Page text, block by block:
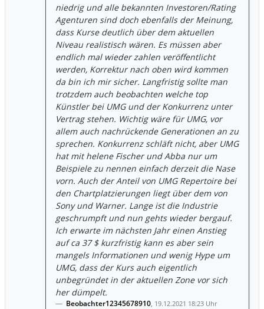
niedrig und alle bekannten Investoren/Rating
Agenturen sind doch ebenfalls der Meinung,
dass Kurse deutlich über dem aktuellen
Niveau realistisch wären. Es müssen aber
endlich mal wieder zahlen veröffentlicht
werden, Korrektur nach oben wird kommen
da bin ich mir sicher. Langfristig sollte man
trotzdem auch beobachten welche top
Künstler bei UMG und der Konkurrenz unter
Vertrag stehen. Wichtig wäre für UMG, vor
allem auch nachrückende Generationen an zu
sprechen. Konkurrenz schläft nicht, aber UMG
hat mit helene Fischer und Abba nur um
Beispiele zu nennen einfach derzeit die Nase
vorn. Auch der Anteil von UMG Repertoire bei
den Chartplatzierungen liegt über dem von
Sony und Warner. Lange ist die Industrie
geschrumpft und nun gehts wieder bergauf.
Ich erwarte im nächsten Jahr einen Anstieg
auf ca 37 $ kurzfristig kann es aber sein
mangels Informationen und wenig Hype um
UMG, dass der Kurs auch eigentlich
unbegründet in der aktuellen Zone vor sich
her dümpelt.
Beobachter12345678910, 19.12.2021 18:23 Uhr